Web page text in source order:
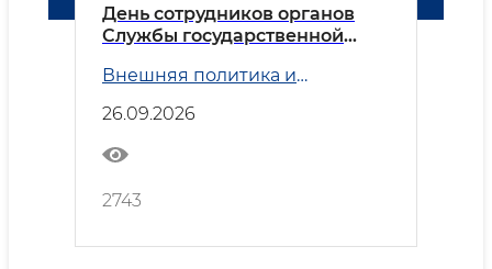
День сотрудников органов
Службы государственной
Внешняя политика и
26.09.2026
2743